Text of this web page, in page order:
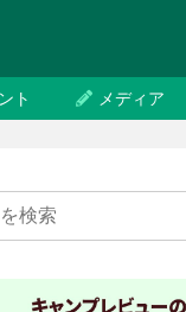
ト メディア